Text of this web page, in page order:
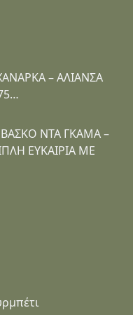
– ΑΛΙΑΝΣΑ
ΒΑΣΚΟ ΝΤΑ ΓΚΑΜΑ –
ΕΥΚΑΙΡΙΑ ΜΕ